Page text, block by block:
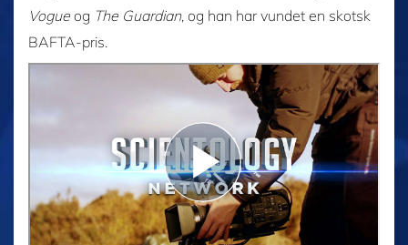
Vogueog The Guardian, og han har vundet en skotsk
BAFTA-pris.